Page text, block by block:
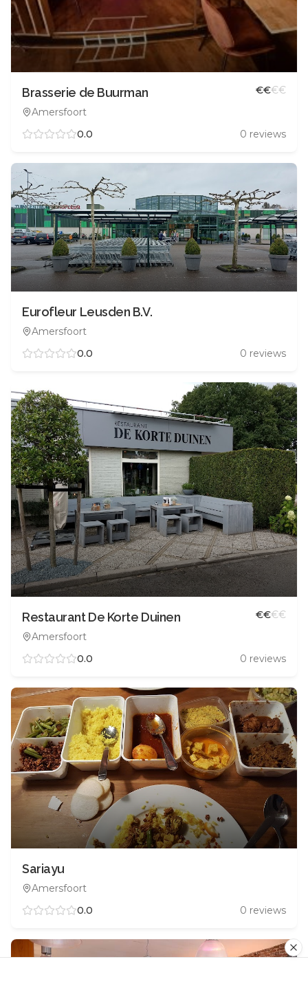
Brasserie de Buurman
Amersfoort
€€€€
0.0 0 reviews
Eurofleur Leusden B.V.
Amersfoort
0.0
0 reviews
Restaurant De Korte Duinen
Amersfoort
€€€€
0.0 0 reviews
Sariayu
Amersfoort
0.0
0 reviews